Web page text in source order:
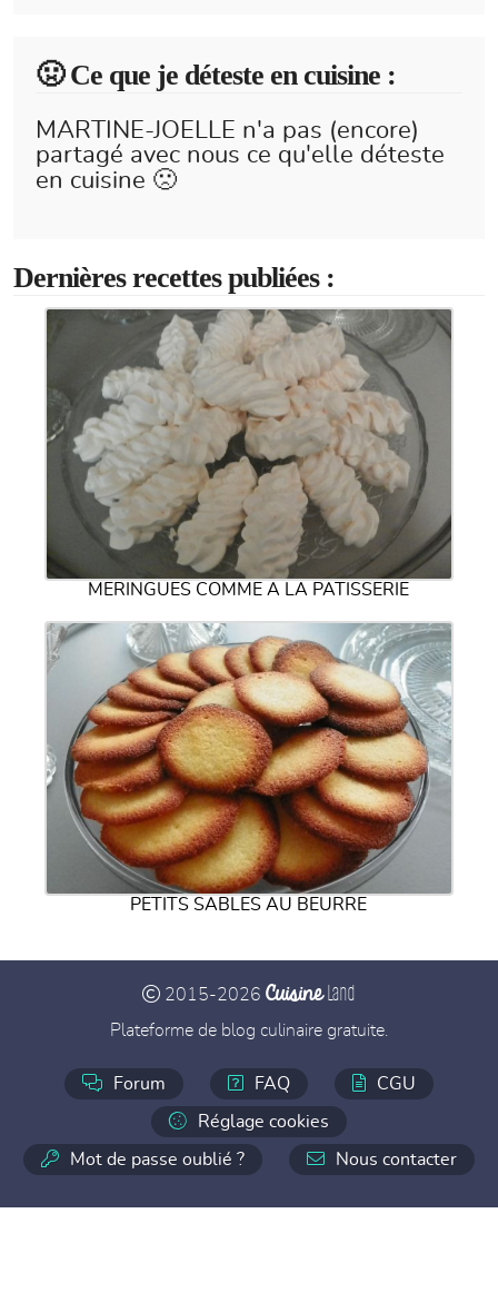
🤢 Ce que je déteste en cuisine :
MARTINE-JOELLE n'a pas (encore)
partagé avec nous ce qu'elle déteste
en cuisine 🙁
Dernières recettes publiées :
MERINGUES COMME A LA PATISSERIE
PETITS SABLES AU BEURRE
2015-2026 CuisineLand
Plateforme de blog culinaire gratuite.
Forum FAQ CGU
Réglage cookies
Mot de passe oublié ? Nous contacter